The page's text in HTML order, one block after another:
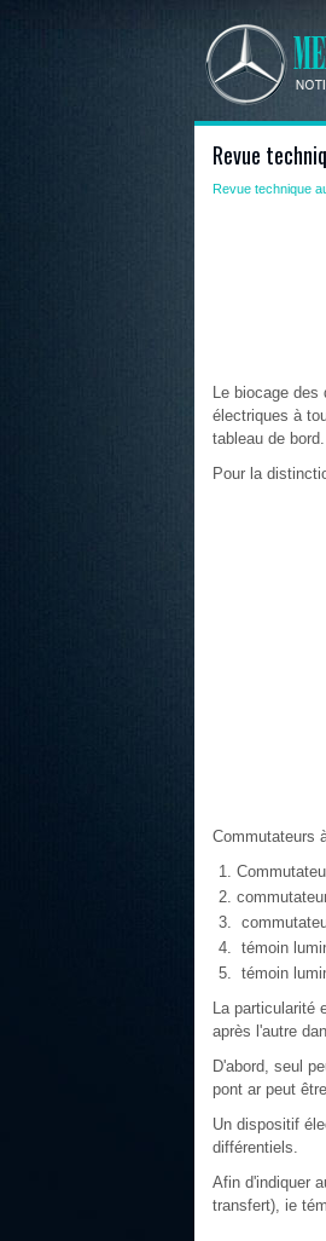
Revue
Revue technique
Le biocage
électriques à
tableau de bord.
Pour la
Commutateurs
témoin
témoin
La particularité
après l'autre
D'abord, seul
pont ar peut
Un dispositif
différentiels.
Afin d'indiquer
transfert), ie